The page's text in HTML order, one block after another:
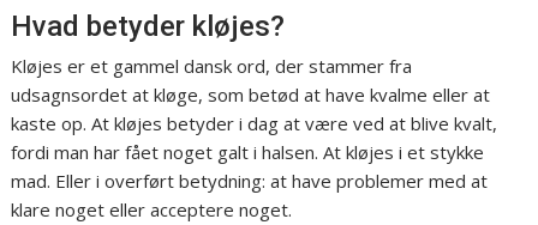
Hvad betyder kløjes?
Kløjes er et gammel dansk ord, der stammer fra
udsagnsordet at kløge, som betød at have kvalme eller at
kaste op. At kløjes betyder i dag at være ved at blive kvalt,
fordi man har fået noget galt i halsen. At kløjes i et stykke
mad. Eller i overført betydning: at have problemer med at
klare noget eller acceptere noget.